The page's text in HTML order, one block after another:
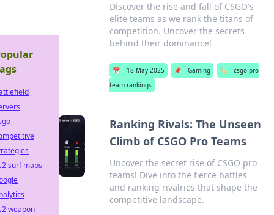
Discover the rise and fall of CSGO's
elite teams as we rank the titans of
competition. Uncover the secrets
behind their dominance!
📅 18 May 2025 📌 Gaming 🏷️
csgo pro
team rankings
Ranking Rivals: The Unseen
Climb of CSGO Pro Teams
Uncover the secret rise of CSGO pro
teams! Dive into the fierce battles
and ranking rivalries that shape the
competitive landscape.
surf maps
weapon